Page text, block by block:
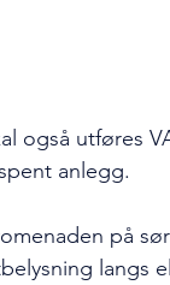
også utføres
anlegg.
på
langs